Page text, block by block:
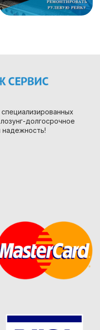
долгосрочное
надежность!